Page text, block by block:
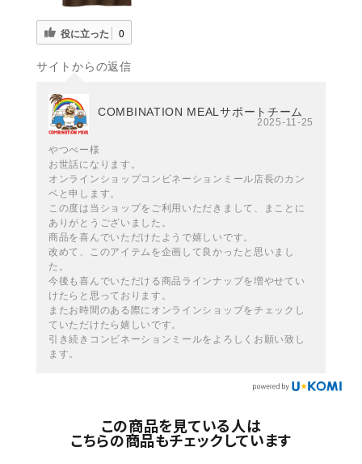
役に立った 0
サイトからの返信
COMBINATION MEALサポートチーム
2025-11-25
やつぺー様
お世話になります。
オンラインショップコンビネーションミール店長のカン
ベと申します。
この度は当ショップをご利用いただきまして、まことに
ありがとうございました。
商品を喜んでいただけたようで嬉しいです。
改めて、このアイテムを企画して良かったと思いまし
た。
今後も喜んでいただける商品ラインナップを増やせてい
けたらと思っております。
またお時間のある際にオンラインショップをチェックし
ていただけたら嬉しいです。
引き続きコンビネーションミールをよろしくお願い致し
ます。
この商品を見ている人は
こちらの商品もチェックしています